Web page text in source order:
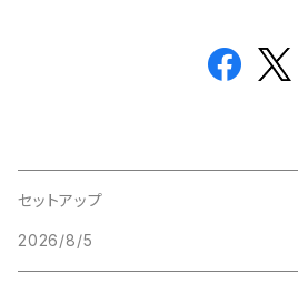
セットアップ
2026/8/5